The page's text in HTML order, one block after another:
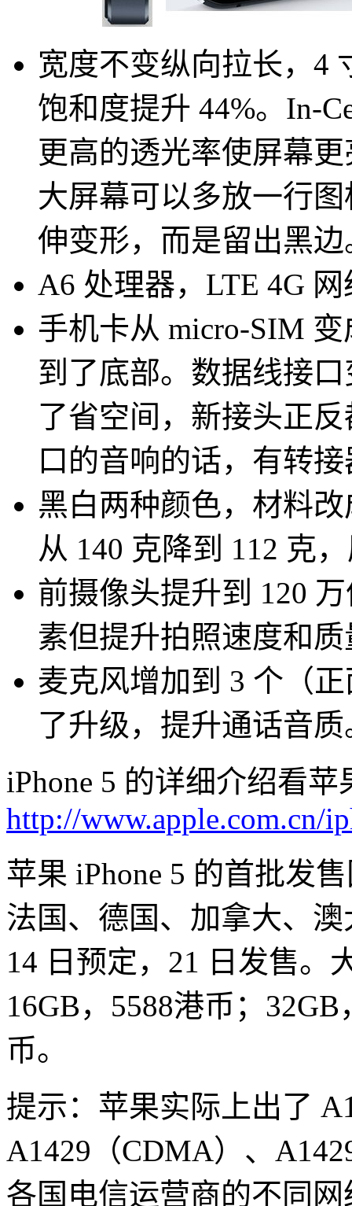
宽度不变纵向拉长，4
饱和度提升 44%。In-
更高的透光率使屏幕
大屏幕可以多放一行
伸变形，而是留出黑边
A6 处理器，LTE 4G
手机卡从 micro-SIM
到了底部。数据线接
了省空间，新接头正
口的音响的话，有转
黑白两种颜色，材料
从 140 克降到 112 克
前摄像头提升到 120
素但提升拍照速度和
麦克风增加到 3 个（
了升级，提升通话音质
iPhone 5 的详细介绍看
http://www.apple.com.cn/
苹果 iPhone 5 的首批发
法国、德国、加拿大、
14 日预定，21 日发售。
16GB，5588港币；
币。
提示：苹果实际上出了
A1429（CDMA）、
各国电信运营商的不同